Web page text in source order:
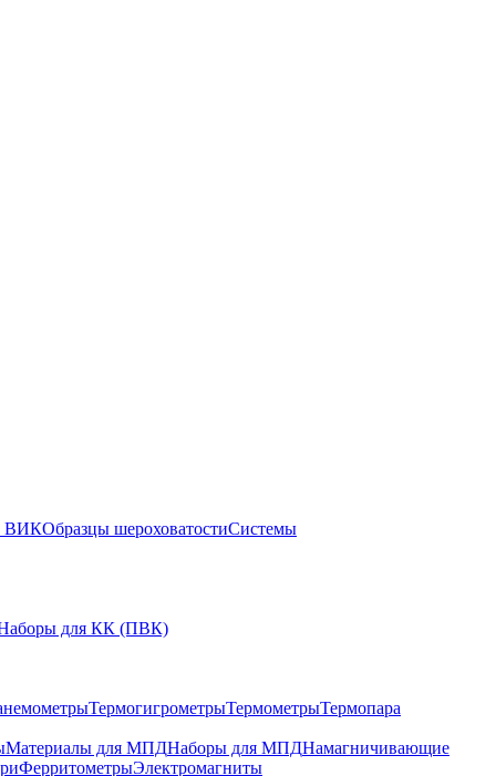
ВИКОбразцы шероховатостиСистемы
для КК (ПВК)
ТермогигрометрыТермометрыТермопара
Материалы для МПДНаборы для МПДНамагничивающие
ФерритометрыЭлектромагниты